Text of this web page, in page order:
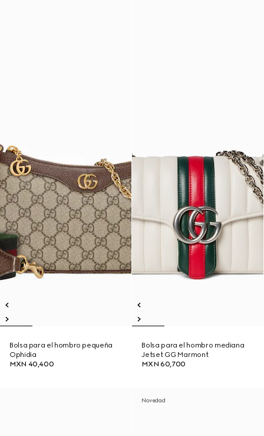
Bolsa para el hombro pequeña
Ophidia
MXN 40,400
Bolsa para el hombro mediana
Jetset GG Marmont
MXN 60,700
Novedad